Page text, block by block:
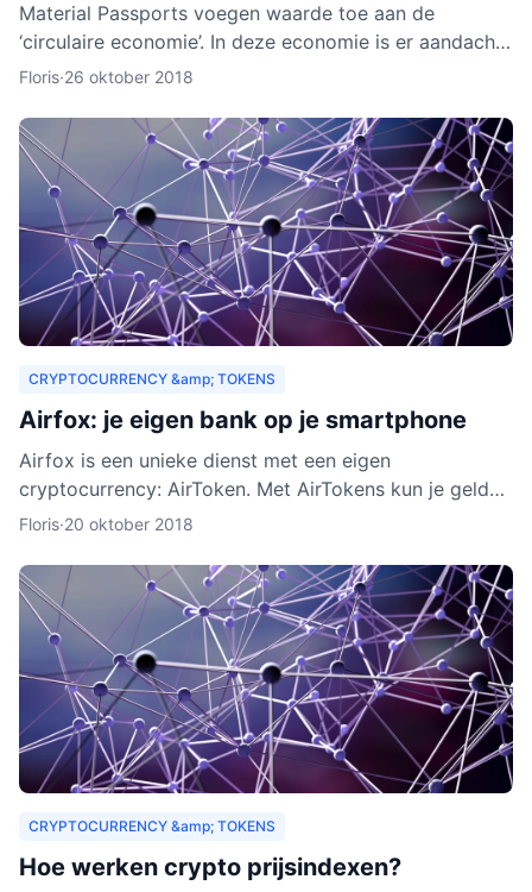
Material Passports voegen waarde toe aan de
‘circulaire economie’. In deze economie is er aandacht
voor het hergebruik van materialen. We gaan dan
Floris·26 oktober 2018
CRYPTOCURRENCY &amp; TOKENS
Airfox: je eigen bank op je smartphone
Airfox is een unieke dienst met een eigen
cryptocurrency: AirToken. Met AirTokens kun je geld
aan elkaar uitlenen, zonder tussenkomst van een bank.
Floris·20 oktober 2018
CRYPTOCURRENCY &amp; TOKENS
Hoe werken crypto prijsindexen?